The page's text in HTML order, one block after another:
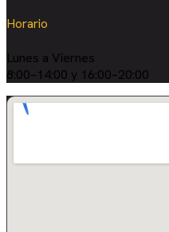
Horario
Lunes a Viernes
8:00–14:00 y 16:00–20:00